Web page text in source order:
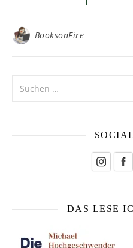
BooksonFire
DAS LESE